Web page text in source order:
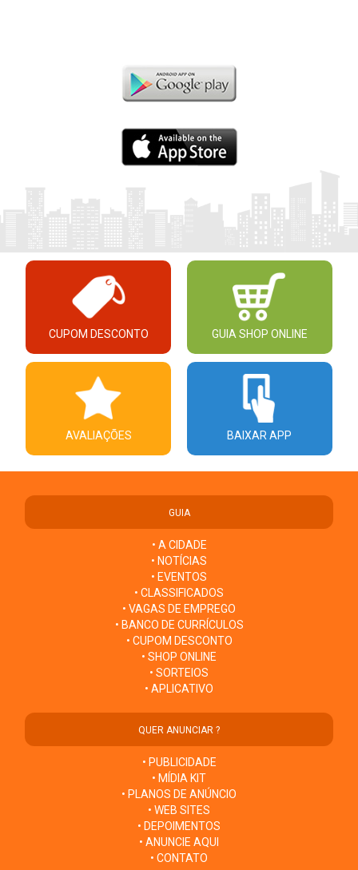
CUPOM DESCONTO GUIA SHOP ONLINE
AVALIAÇÕES BAIXAR APP
GUIA
• A CIDADE
• NOTÍCIAS
• EVENTOS
• CLASSIFICADOS
• VAGAS DE EMPREGO
• BANCO DE CURRÍCULOS
• CUPOM DESCONTO
• SHOP ONLINE
• SORTEIOS
• APLICATIVO
QUER ANUNCIAR ?
• PUBLICIDADE
• MÍDIA KIT
• PLANOS DE ANÚNCIO
• WEB SITES
• DEPOIMENTOS
• ANUNCIE AQUI
• CONTATO